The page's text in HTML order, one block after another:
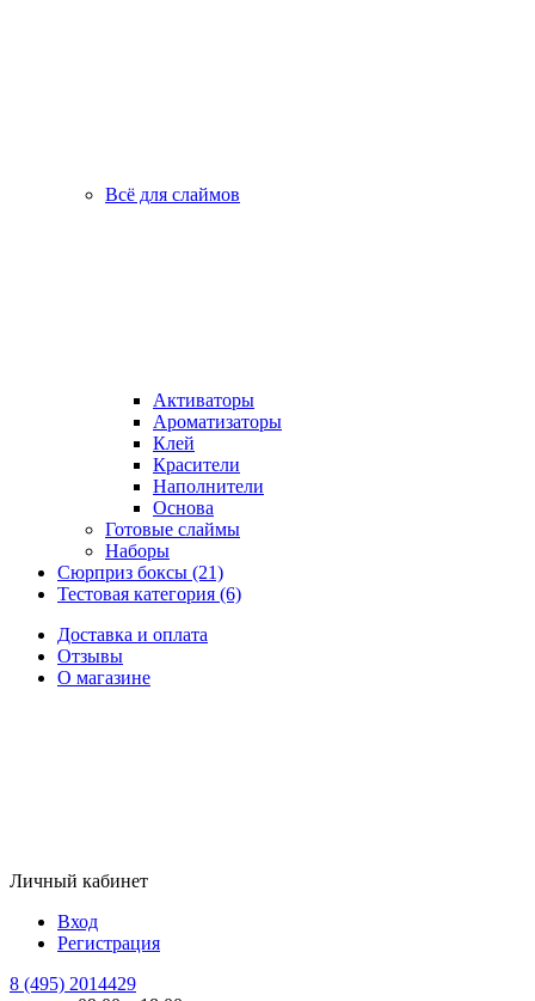
Всё для слаймов
Активаторы
Ароматизаторы
Клей
Красители
Наполнители
Основа
Готовые слаймы
Наборы
Сюрприз боксы (21)
Тестовая категория (6)
Доставка и оплата
Отзывы
О магазине
Личный кабинет
Вход
Регистрация
8 (495) 2014429